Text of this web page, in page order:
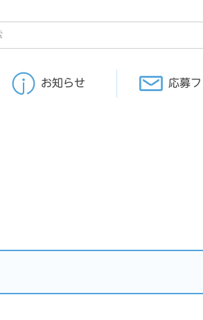
お知らせ 応募